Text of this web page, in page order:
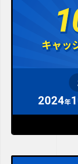
キャッ
キャッ
2024年